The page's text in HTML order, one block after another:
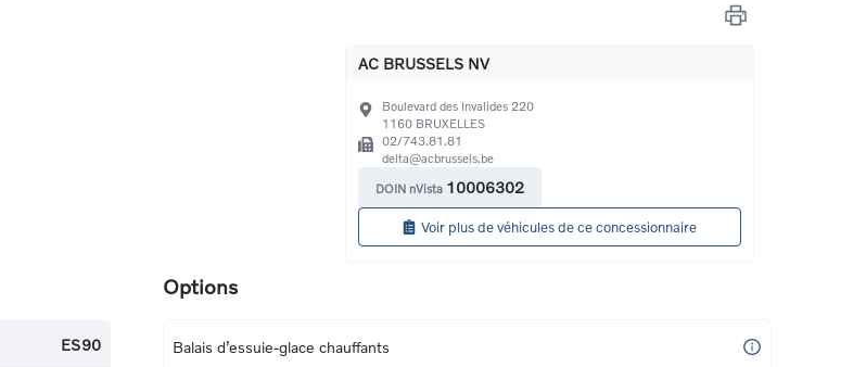
AC BRUSSELS NV
Boulevard des Invalides 220
1160 BRUXELLES
02/743.81.81
delta@acbrussels.be
DOIN nVista 10006302
Voir plus de véhicules de ce concessionnaire
ES90
Options
Balais d’essuie-glace chauffants